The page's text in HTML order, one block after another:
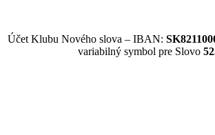
Účet Klubu Nového slova – IBAN:
variabilný symbol pre Slovo